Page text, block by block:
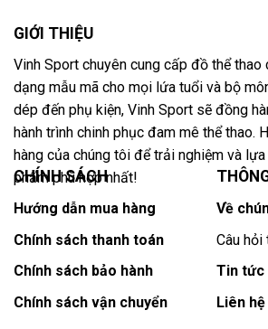
GIỚI THIỆU
Vinh Sport chuyên cung cấp đồ thể
dạng mẫu mã cho mọi lứa tuổi và bộ
dép đến phụ kiện, Vinh Sport sẽ đồng
hành trình chinh phục đam mê thể thao.
hàng của chúng tôi để trải nghiệm và
phẩm phù hợp nhất!
CHÍNH SÁCH
Hướng dẫn mua hàng
Chính sách thanh toán
Chính sách bảo hành
Chính sách vận chuyển
Về
Câu
Tin tức
Liên hệ